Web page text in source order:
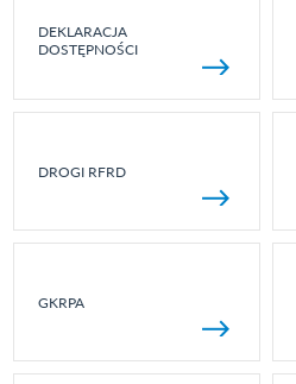
DEKLARACJA
DOSTĘPNOŚCI
DROGI RFRD
GKRPA